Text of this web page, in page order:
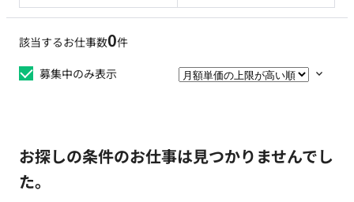
該当するお仕事数0件
募集中のみ表示
お探しの条件のお仕事は見つかりませんでし
た。